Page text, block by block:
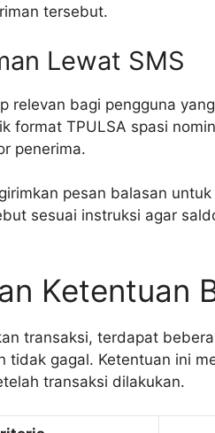
tersebut.
Lewat SMS
relevan bagi pengguna
format TPULSA spasi
penerima.
pesan balasan
sesuai instruksi agar
Ketentuan
transaksi, terdapat
tidak gagal. Ketentuan ini
transaksi dilakukan.